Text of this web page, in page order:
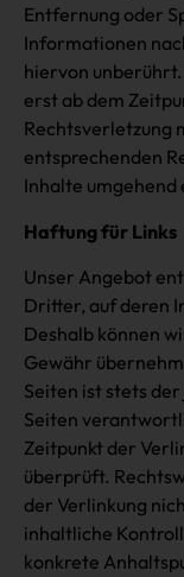
Entfernung oder
Informationen
hiervon
erst ab dem
Rechtsverletzung
entsprechenden
Inhalte
Haftung für Links
Unser Angebot
Dritter, auf deren
Deshalb können
Gewähr
Seiten ist stets
Seiten
Zeitpunkt der
überprüft.
der Verlinkung
inhaltliche
konkrete